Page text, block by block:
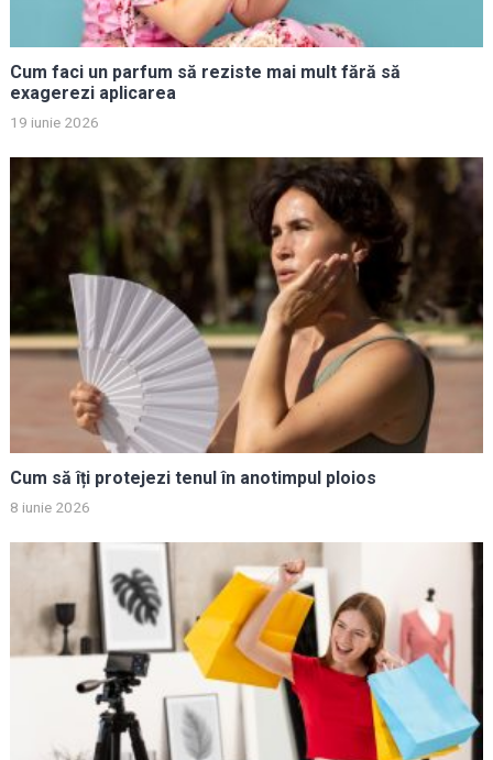
Cum faci un parfum să reziste mai mult fără să
exagerezi aplicarea
19 iunie 2026
Cum să îți protejezi tenul în anotimpul ploios
8 iunie 2026